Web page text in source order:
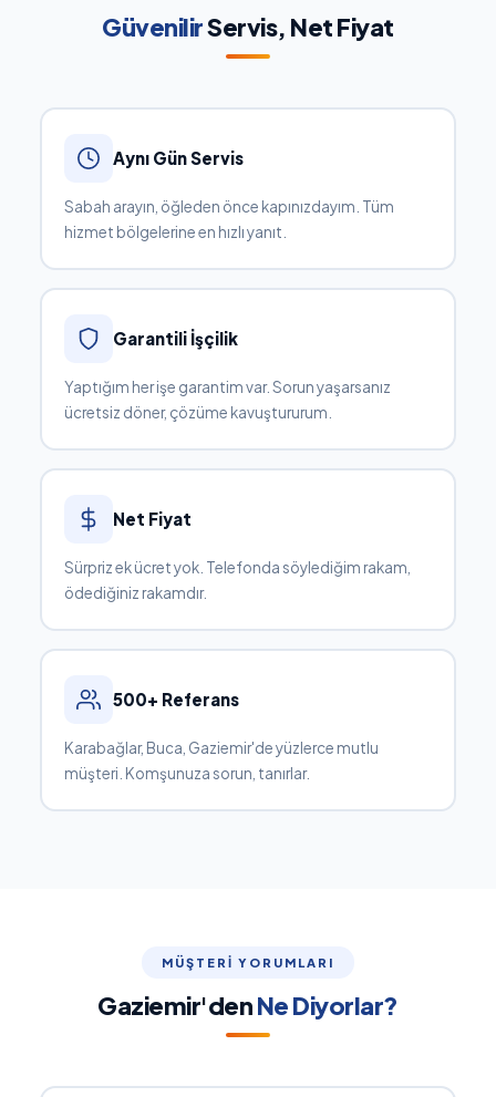
GüvenilirServis, Net Fiyat
Aynı Gün Servis
Sabah arayın, öğleden önce kapınızdayım. Tüm
hizmet bölgelerine en hızlı yanıt.
Garantili İşçilik
Yaptığım her işe garantim var. Sorun yaşarsanız
ücretsiz döner, çözüme kavuştururum.
Net Fiyat
Sürpriz ek ücret yok. Telefonda söylediğim rakam,
ödediğiniz rakamdır.
500+ Referans
Karabağlar, Buca, Gaziemir'de yüzlerce mutlu
müşteri. Komşunuza sorun, tanırlar.
MÜŞTERI YORUMLARI
Gaziemir'denNe Diyorlar?